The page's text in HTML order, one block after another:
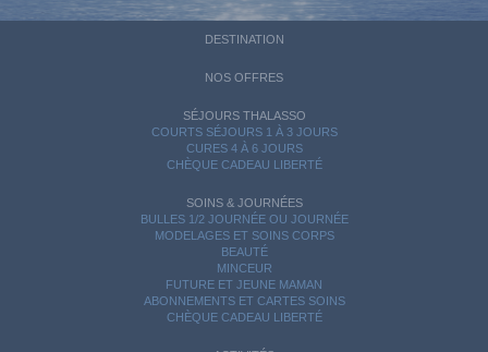
DESTINATION
NOS OFFRES
SÉJOURS THALASSO
COURTS SÉJOURS 1 À 3 JOURS
CURES 4 À 6 JOURS
CHÈQUE CADEAU LIBERTÉ
SOINS & JOURNÉES
BULLES 1/2 JOURNÉE OU JOURNÉE
MODELAGES ET SOINS CORPS
BEAUTÉ
MINCEUR
FUTURE ET JEUNE MAMAN
ABONNEMENTS ET CARTES SOINS
CHÈQUE CADEAU LIBERTÉ